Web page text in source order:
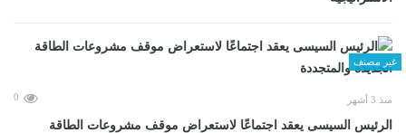
غير مصنف
منذ 3 أشهر 0
الرئيس السيسى يعقد اجتماعًا لاستعراض موقف مشروعات الطاقة